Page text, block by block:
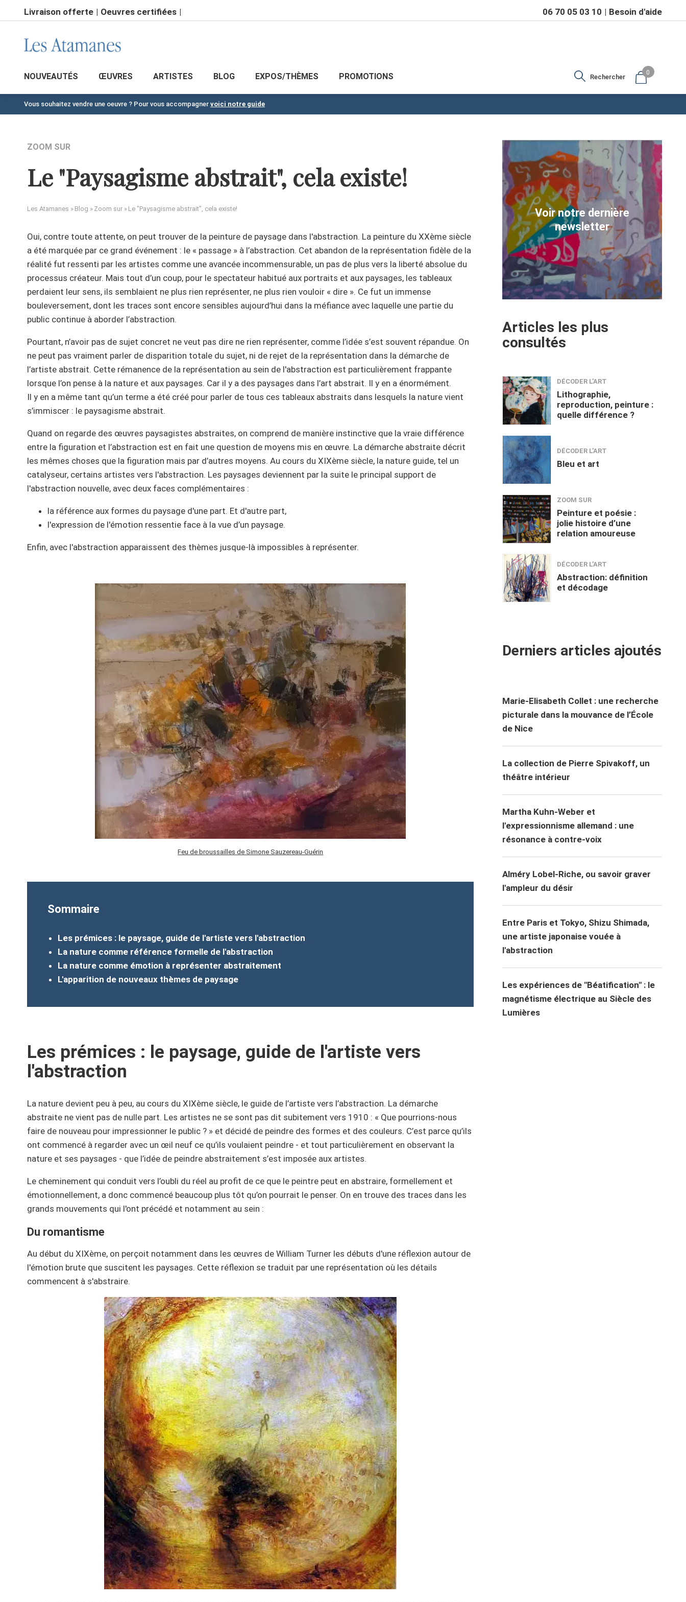
au
principal
Livraison offerte Oeuvres certifiées 06 70 05 03 10 Besoin d'aide
NOUVEAUTÉS ŒUVRES ARTISTES BLOG EXPOS/THÈMES PROMOTIONS Rechercher
0
Vous souhaitez vendre une oeuvre ? Pour vous accompagner voici notre guide
ZOOM SUR
Le "Paysagisme abstrait", cela existe!
Les Atamanes Blog Zoom sur Le "Paysagisme abstrait", cela existe!
Oui, contre toute attente, on peut trouver de la peinture de paysage dans l'abstraction. La peinture du XXème siècle
a été marquée par ce grand événement : le « passage » à l’abstraction. Cet abandon de la représentation fidèle de la
réalité fut ressenti par les artistes comme une avancée incommensurable, un pas de plus vers la liberté absolue du
processus créateur. Mais tout d’un coup, pour le spectateur habitué aux portraits et aux paysages, les tableaux
perdaient leur sens, ils semblaient ne plus rien représenter, ne plus rien vouloir « dire ». Ce fut un immense
bouleversement, dont les traces sont encore sensibles aujourd’hui dans la méfiance avec laquelle une partie du
public continue à aborder l’abstraction.
Pourtant, n’avoir pas de sujet concret ne veut pas dire ne rien représenter, comme l’idée s’est souvent répandue. On
ne peut pas vraiment parler de disparition totale du sujet, ni de rejet de la représentation dans la démarche de
l’artiste abstrait. Cette rémanence de la représentation au sein de l'abstraction est particulièrement frappante
lorsque l’on pense à la nature et aux paysages. Car il y a des paysages dans l’art abstrait. Il y en a énormément.
Il y en a même tant qu’un terme a été créé pour parler de tous ces tableaux abstraits dans lesquels la nature vient
s’immiscer : le paysagisme abstrait.
Quand on regarde des œuvres paysagistes abstraites, on comprend de manière instinctive que la vraie différence
entre la figuration et l’abstraction est en fait une question de moyens mis en œuvre. La démarche abstraite décrit
les mêmes choses que la figuration mais par d’autres moyens. Au cours du XIXème siècle, la nature guide, tel un
catalyseur, certains artistes vers l'abstraction. Les paysages deviennent par la suite le principal support de
l'abstraction nouvelle, avec deux faces complémentaires :
la référence aux formes du paysage d'une part. Et d'autre part,
l'expression de l'émotion ressentie face à la vue d’un paysage.
Enfin, avec l'abstraction apparaissent des thèmes jusque-là impossibles à représenter.
Feu de broussailles de Simone Sauzereau-Guérin
Sommaire
Les prémices : le paysage, guide de l'artiste vers l'abstraction
La nature comme référence formelle de l'abstraction
La nature comme émotion à représenter abstraitement
L'apparition de nouveaux thèmes de paysage
Les prémices : le paysage, guide de l'artiste vers
l'abstraction
La nature devient peu à peu, au cours du XIXème siècle, le guide de l’artiste vers l’abstraction. La démarche
abstraite ne vient pas de nulle part. Les artistes ne se sont pas dit subitement vers 1910 : « Que pourrions-nous
faire de nouveau pour impressionner le public ? » et décidé de peindre des formes et des couleurs. C’est parce qu’ils
ont commencé à regarder avec un œil neuf ce qu’ils voulaient peindre - et tout particulièrement en observant la
nature et ses paysages - que l’idée de peindre abstraitement s’est imposée aux artistes.
Le cheminement qui conduit vers l’oubli du réel au profit de ce que le peintre peut en abstraire, formellement et
émotionnellement, a donc commencé beaucoup plus tôt qu’on pourrait le penser. On en trouve des traces dans les
grands mouvements qui l'ont précédé et notamment au sein :
Du romantisme
Au début du XIXème, on perçoit notamment dans les œuvres de William Turner les débuts d'une réflexion autour de
l'émotion brute que suscitent les paysages. Cette réflexion se traduit par une représentation où les détails
commencent à s'abstraire.
Voir notre dernière
newsletter
Articles les plus
consultés
DÉCODER L’ART
Lithographie,
reproduction, peinture :
quelle différence ?
DÉCODER L’ART
Bleu et art
ZOOM SUR
Peinture et poésie :
jolie histoire d’une
relation amoureuse
DÉCODER L’ART
Abstraction: définition
et décodage
Derniers articles ajoutés
Marie-Elisabeth Collet : une recherche
picturale dans la mouvance de l’École
de Nice
La collection de Pierre Spivakoff, un
théâtre intérieur
Martha Kuhn-Weber et
l'expressionnisme allemand : une
résonance à contre-voix
Alméry Lobel-Riche, ou savoir graver
l'ampleur du désir
Entre Paris et Tokyo, Shizu Shimada,
une artiste japonaise vouée à
l'abstraction
Les expériences de "Béatification" : le
magnétisme électrique au Siècle des
Lumières